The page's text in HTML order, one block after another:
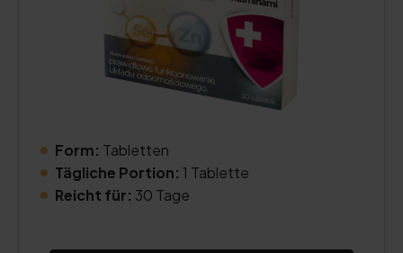
Form: Tabletten
Tägliche Portion: 1 Tablette
Reicht für: 30 Tage